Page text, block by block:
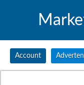
Account